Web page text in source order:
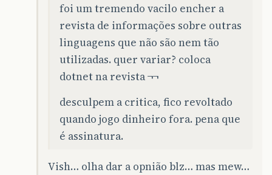
foi um tremendo vacilo encher a
revista de informações sobre outras
linguagens que não são nem tão
utilizadas. quer variar? coloca
dotnet na revista ¬¬
desculpem a critica, fico revoltado
quando jogo dinheiro fora. pena que
é assinatura.
Vish… olha dar a opnião blz… mas mew…